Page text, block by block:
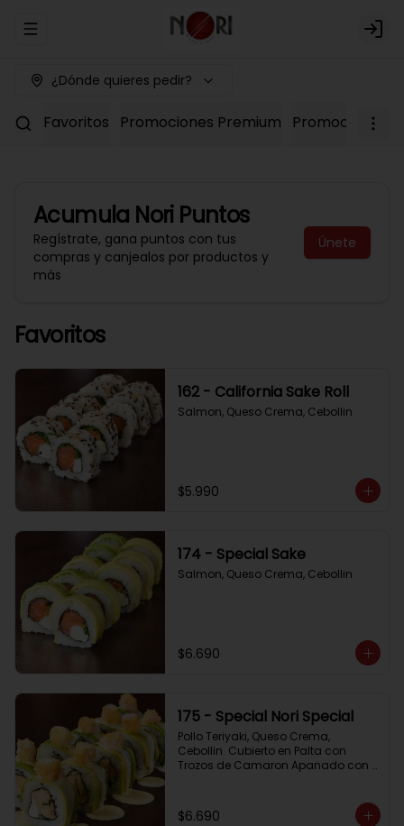
Abrir menu de navegación Login
¿Dónde quieres pedir?
Favoritos Promociones Premium Promociones
Acumula Nori Puntos
Regístrate, gana puntos con tus
compras y canjealos por productos y
más
Únete
Favoritos
162 - California Sake Roll
Salmon, Queso Crema, Cebollin
$5.990
174 - Special Sake
Salmon, Queso Crema, Cebollin
$6.690
175 - Special Nori Special
Pollo Teriyaki, Queso Crema,
Cebollin. Cubierto en Palta con
Trozos de Camaron Apanado con
$6.690